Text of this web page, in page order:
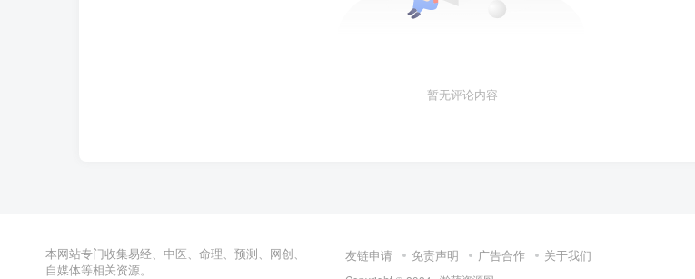
暂无评论内容
本网站专门收集易经、中医、命理、预测、网创、
自媒体等相关资源。
友链申请 免责声明 广告合作 关于我们